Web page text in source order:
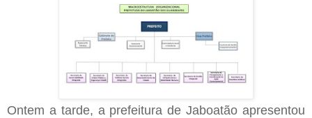
Ontem a tarde, a prefeitura de Jaboatão apresentou